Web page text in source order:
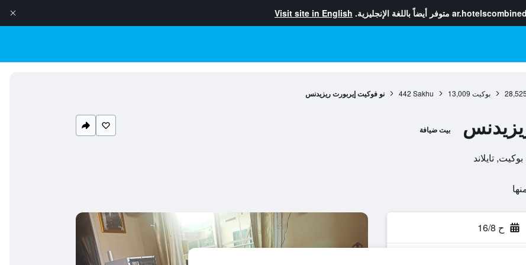
متوفر أيضاً باللغة الإنجليزية. Visit site in English
28,525 بوكيت 13,009
Sakhu
442 نو فوكيت إيربورت ريزيدنس
بيت ضيافة
ح 16/8